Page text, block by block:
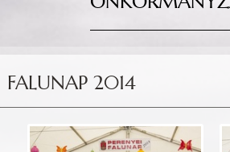
FALUNAP 2014